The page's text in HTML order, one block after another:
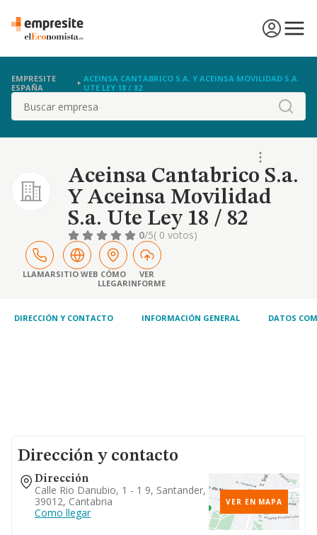
EMPRESITE
ESPAÑA
ACEINSA CANTABRICO S.A. Y ACEINSA MOVILIDAD S.A.
UTE LEY 18 / 82
Buscar
Aceinsa Cantabrico S.a.
Y Aceinsa Movilidad
S.a. Ute Ley 18 / 82
0/5( 0 votos)
LLAMARSITIO WEB CÓMO
LLEGAR
VER
INFORME
DIRECCIÓN Y CONTACTO INFORMACIÓN GENERAL DATOS
Dirección y contacto
Dirección
Calle Rio Danubio, 1 - 1 9, Santander,
39012, Cantabria
Como llegar
VER EN MAPA